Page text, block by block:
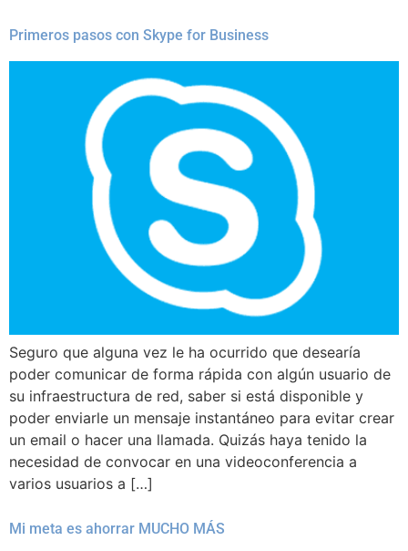
Primeros pasos con Skype for Business
Seguro que alguna vez le ha ocurrido que desearía
poder comunicar de forma rápida con algún usuario de
su infraestructura de red, saber si está disponible y
poder enviarle un mensaje instantáneo para evitar crear
un email o hacer una llamada. Quizás haya tenido la
necesidad de convocar en una videoconferencia a
varios usuarios a […]
Mi meta es ahorrar MUCHO MÁS